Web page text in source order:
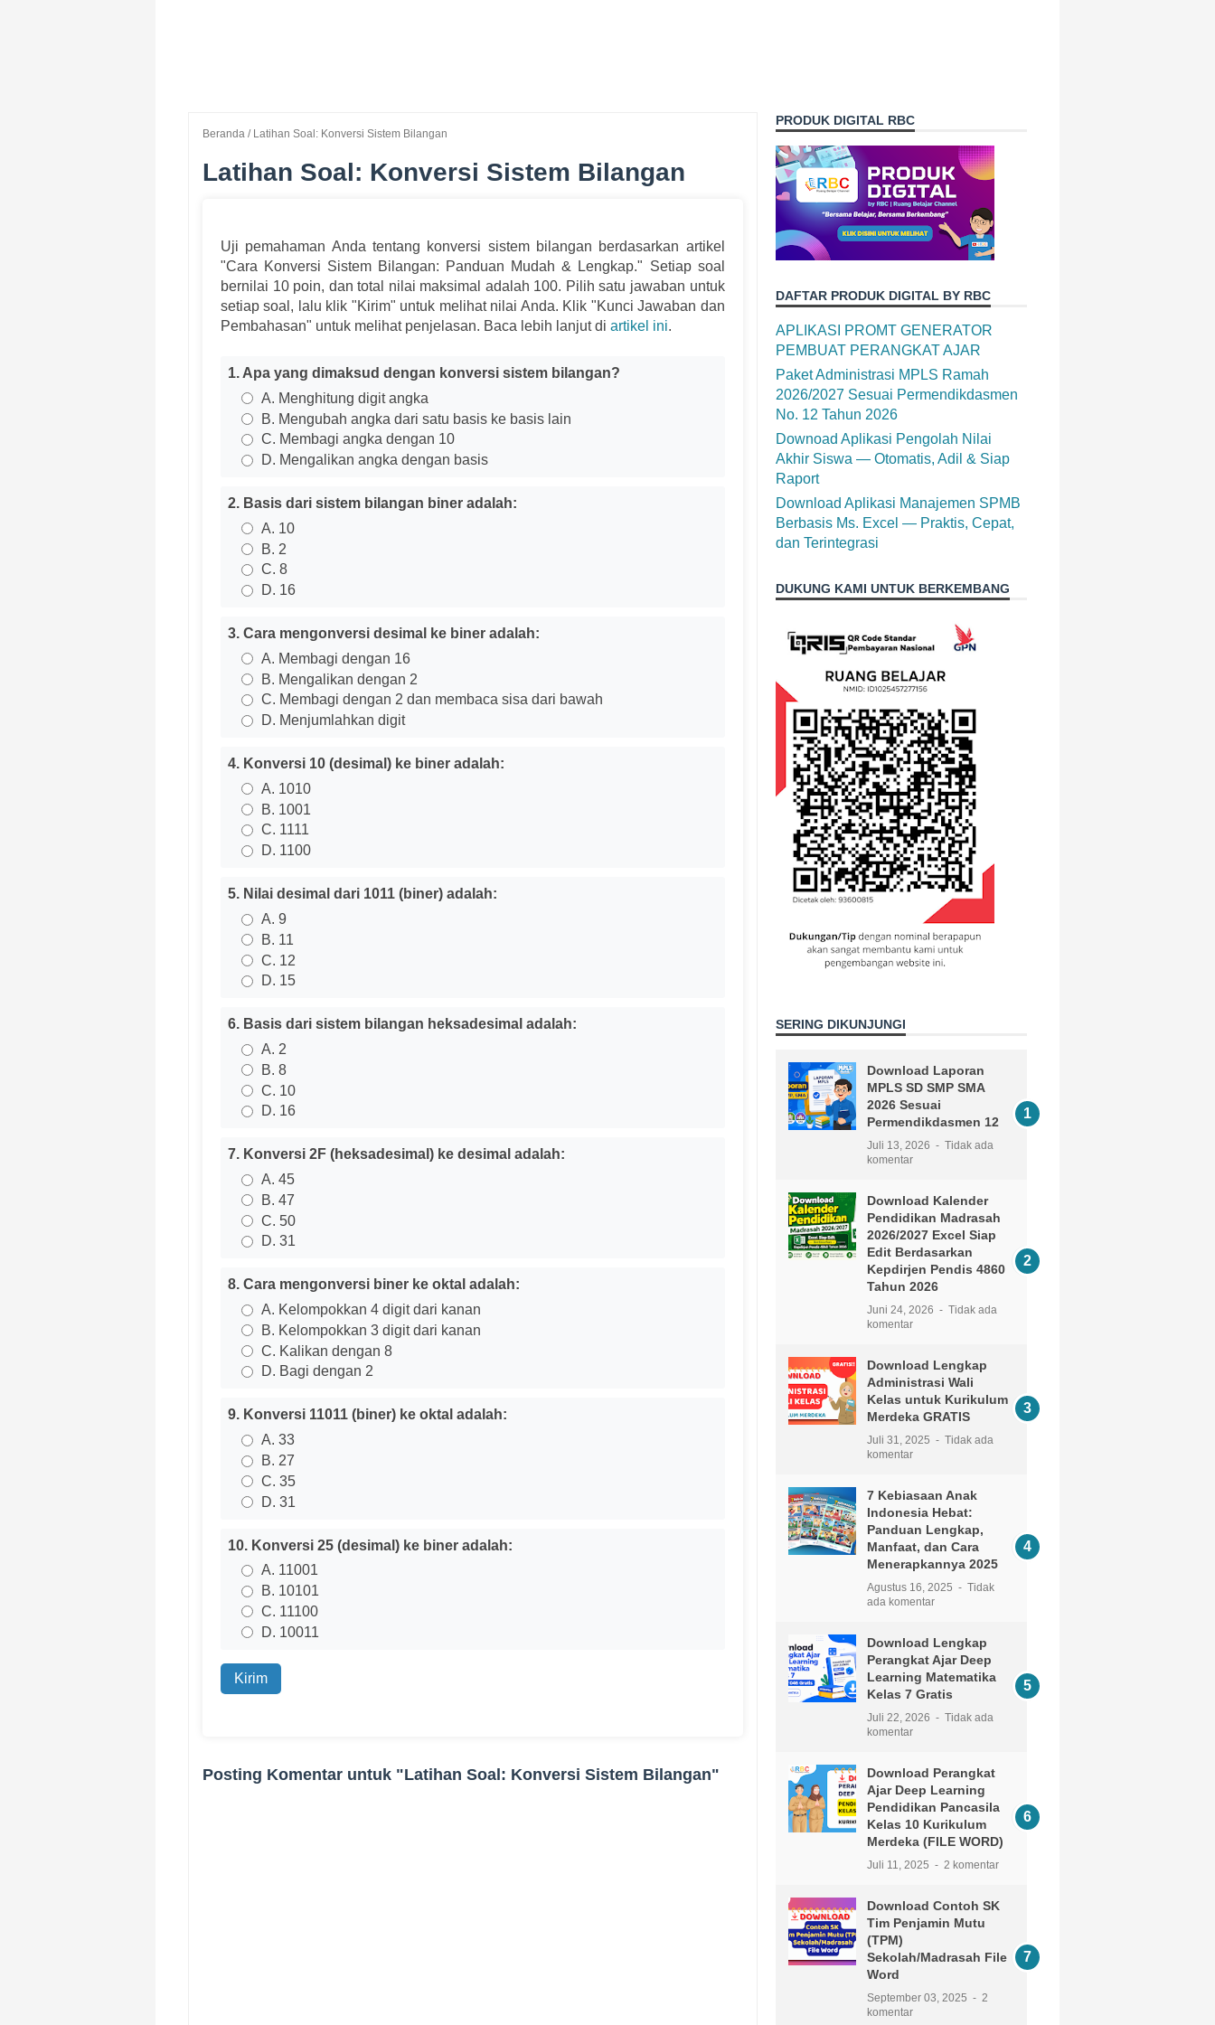
Beranda / Latihan Soal: Konversi Sistem Bilangan
Latihan Soal: Konversi Sistem Bilangan
Uji pemahaman Anda tentang konversi sistem bilangan berdasarkan artikel
"Cara Konversi Sistem Bilangan: Panduan Mudah & Lengkap." Setiap soal
bernilai 10 poin, dan total nilai maksimal adalah 100. Pilih satu jawaban untuk
setiap soal, lalu klik "Kirim" untuk melihat nilai Anda. Klik "Kunci Jawaban dan
Pembahasan" untuk melihat penjelasan. Baca lebih lanjut di artikel ini.
1. Apa yang dimaksud dengan konversi sistem bilangan?
A. Menghitung digit angka
B. Mengubah angka dari satu basis ke basis lain
C. Membagi angka dengan 10
D. Mengalikan angka dengan basis
2. Basis dari sistem bilangan biner adalah:
A. 10
B. 2
C. 8
D. 16
3. Cara mengonversi desimal ke biner adalah:
A. Membagi dengan 16
B. Mengalikan dengan 2
C. Membagi dengan 2 dan membaca sisa dari bawah
D. Menjumlahkan digit
4. Konversi 10 (desimal) ke biner adalah:
A. 1010
B. 1001
C. 1111
D. 1100
5. Nilai desimal dari 1011 (biner) adalah:
A. 9
B. 11
C. 12
D. 15
6. Basis dari sistem bilangan heksadesimal adalah:
A. 2
B. 8
C. 10
D. 16
7. Konversi 2F (heksadesimal) ke desimal adalah:
A. 45
B. 47
C. 50
D. 31
8. Cara mengonversi biner ke oktal adalah:
A. Kelompokkan 4 digit dari kanan
B. Kelompokkan 3 digit dari kanan
C. Kalikan dengan 8
D. Bagi dengan 2
9. Konversi 11011 (biner) ke oktal adalah:
A. 33
B. 27
C. 35
D. 31
10. Konversi 25 (desimal) ke biner adalah:
A. 11001
B. 10101
C. 11100
D. 10011
Kirim
Posting Komentar untuk "Latihan Soal: Konversi Sistem Bilangan"
PRODUK DIGITAL RBC
DAFTAR PRODUK DIGITAL BY RBC
APLIKASI PROMT GENERATOR
PEMBUAT PERANGKAT AJAR
Paket Administrasi MPLS Ramah
2026/2027 Sesuai Permendikdasmen
No. 12 Tahun 2026
Downoad Aplikasi Pengolah Nilai
Akhir Siswa — Otomatis, Adil & Siap
Raport
Download Aplikasi Manajemen SPMB
Berbasis Ms. Excel — Praktis, Cepat,
dan Terintegrasi
DUKUNG KAMI UNTUK BERKEMBANG
SERING DIKUNJUNGI
Download Laporan
MPLS SD SMP SMA
2026 Sesuai
Permendikdasmen 12
Juli 13, 2026
Tidak ada
komentar
Download Kalender
Pendidikan Madrasah
2026/2027 Excel Siap
Edit Berdasarkan
Kepdirjen Pendis 4860
Tahun 2026
Juni 24, 2026
Tidak ada
komentar
Download Lengkap
Administrasi Wali
Kelas untuk Kurikulum
Merdeka GRATIS
Juli 31, 2025
Tidak ada
komentar
7 Kebiasaan Anak
Indonesia Hebat:
Panduan Lengkap,
Manfaat, dan Cara
Menerapkannya 2025
Agustus 16, 2025
Tidak
ada komentar
Download Lengkap
Perangkat Ajar Deep
Learning Matematika
Kelas 7 Gratis
Juli 22, 2026
Tidak ada
komentar
Download Perangkat
Ajar Deep Learning
Pendidikan Pancasila
Kelas 10 Kurikulum
Merdeka (FILE WORD)
Juli 11, 2025 2 komentar
Download Contoh SK
Tim Penjamin Mutu
(TPM)
Sekolah/Madrasah File
Word
September 03, 2025
2
komentar